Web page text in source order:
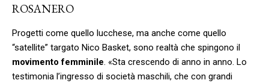
ROSANERO
Progetti come quello lucchese, ma anche come quello
“satellite” targato Nico Basket, sono realtà che spingono il
movimento femminile . «Sta crescendo di anno in anno. Lo
testimonia l’ingresso di società maschili, che con grandi